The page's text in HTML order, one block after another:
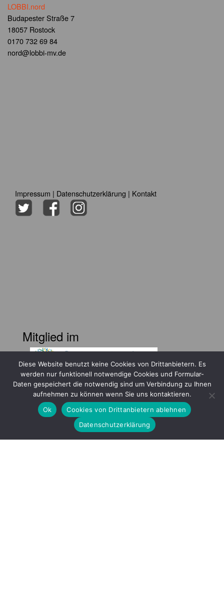
LOBBI.nord
Budapester Straße 7
18057 Rostock
0170 732 69 84
nord@lobbi-mv.de
Impressum | Datenschutzerklärung | Kontakt
Mitglied im
Gefördert durch
Diese Website benutzt keine Cookies von Drittanbietern. Es
werden nur funktionell notwendige Cookies und Formular-
Daten gespeichert die notwendig sind um Verbindung zu Ihnen
aufnehmen zu können wenn Sie uns kontaktieren.
Ok
Cookies von Drittanbietern ablehnen
Datenschutzerklärung